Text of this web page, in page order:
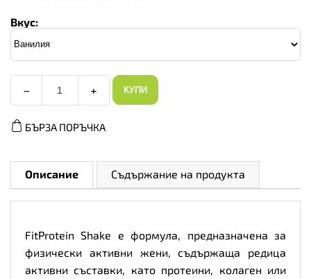
Вкус:
−
Allnutrition
FitProtein
-
Вкус
Ванилия,
Разфасовка
количество
+ КУПИ
БЪРЗА ПОРЪЧКА
Описание Съдържание на продукта
FitProtein Shake е формула, предназначена за
физически активни жени, съдържаща редица
активни съставки, като протеини, колаген или